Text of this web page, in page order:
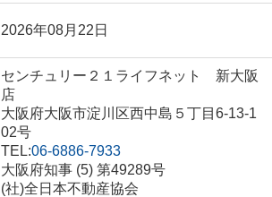
2026年08月22日
センチュリー２１ライフネット 新大阪
店
大阪府大阪市淀川区西中島５丁目6-13-1
02号
TEL:06-6886-7933
大阪府知事 (5) 第49289号
(社)全日本不動産協会